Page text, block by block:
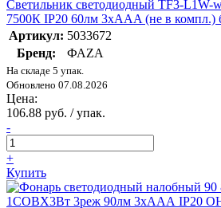
Светильник светодиодный TF3-L1W-
7500К IP20 60лм 3хAAA (не в
Артикул: 5033672
Бренд:
ФАZА
На складе 5 упак.
Обновлено 07.08.2026
Цена:
106.88 руб. / упак.
-
+
Купить